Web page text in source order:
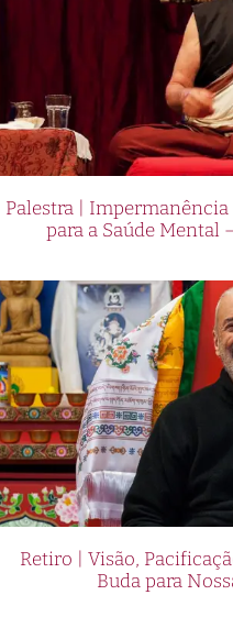
Palestra |
para a Saúde Mental
Retiro | Visão,
Buda para